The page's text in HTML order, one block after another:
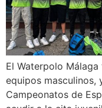
El Waterpolo
equipos masculinos,
Campeonatos de